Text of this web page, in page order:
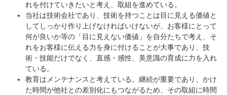
れを付けていきたいと考え、取組を進めている。
当社は技術会社であり、技術を持つことは目に見える価値と
してしっかり作り上げなければいけないが、お客様にとって
何が良いか等の「目に見えない価値」を自分たちで考え、そ
れをお客様に伝える力を身に付けることが大事であり、技
術・技能だけでなく、直感・感性、美意識の育成に力を入れ
ている。
教育はメンテナンスと考えている。継続が重要であり、かけ
た時間が他社との差別化にもつながるため、その取組に時間